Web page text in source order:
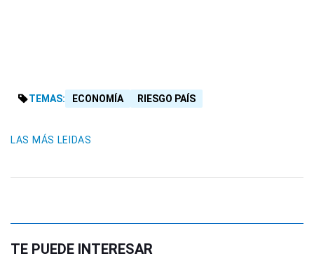
TEMAS: ECONOMÍA RIESGO PAÍS
LAS MÁS LEIDAS
TE PUEDE INTERESAR